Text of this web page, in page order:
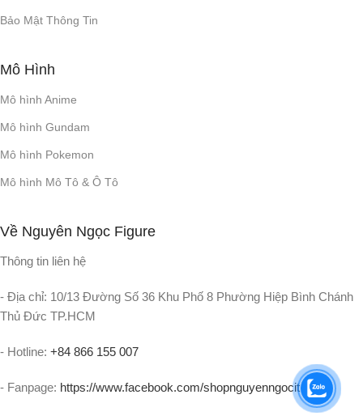
Bảo Mật Thông Tin
Mô Hình
Mô hình Anime
Mô hình Gundam
Mô hình Pokemon
Mô hình Mô Tô & Ô Tô
Về Nguyên Ngọc Figure
Thông tin liên hệ
- Địa chỉ: 10/13 Đường Số 36 Khu Phố 8 Phường Hiệp Bình Chánh
Thủ Đức TP.HCM
- Hotline: +84 866 155 007
- Fanpage: https://www.facebook.com/shopnguyenngocit